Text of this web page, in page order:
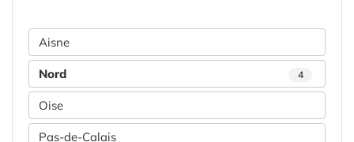
Aisne
Nord 4
Oise
Pas-de-Calais